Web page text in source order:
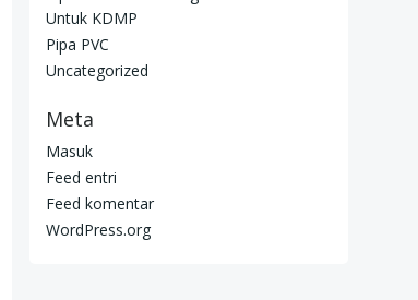
Untuk KDMP
Pipa PVC
Uncategorized
Meta
Masuk
Feed entri
Feed komentar
WordPress.org